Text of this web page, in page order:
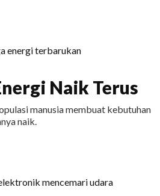
Naik Terus
manusia membuat kebutuhan
naik.